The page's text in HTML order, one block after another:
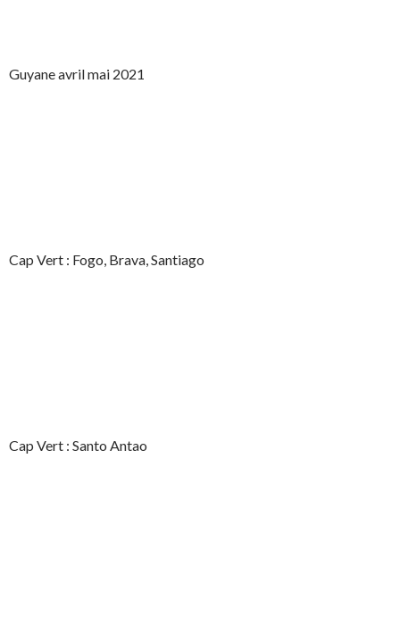
Guyane avril mai 2021
Cap Vert : Fogo, Brava, Santiago
Cap Vert : Santo Antao